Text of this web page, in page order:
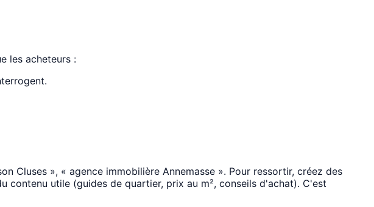
les acheteurs :
Cluses », « agence immobilière Annemasse ». Pour ressortir, créez des
utile (guides de quartier, prix au m², conseils d'achat). C'est